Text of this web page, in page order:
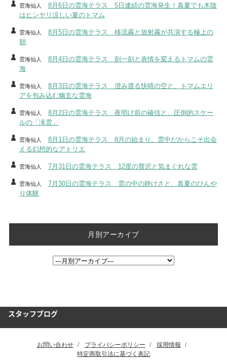
雲海仙人
8月6日の雲海テラス 5日連続の雲海発生！真夏でも木陰
はヒンヤリ涼しい夏のトマム
雲海仙人
8月5日の雲海テラス 移流霧と放射霧が共演する極上の
朝
雲海仙人
8月4日の雲海テラス 刻一刻と表情を変えるトマムの雲
海
雲海仙人
8月3日の雲海テラス 澄み渡る快晴の空と、トマムエリ
アを包み込む幽玄な雲海
雲海仙人
8月2日の雲海テラス 夜明け前の確信と、圧倒的スケー
ルの「滝雲」
雲海仙人
8月1日の雲海テラス 8月の始まり、雲中だからこそ出会
える幻想的なアトリエ
雲海仙人 7月31日の雲海テラス 12度の贅沢と気まぐれな雲
雲海仙人
7月30日の雲海テラス 雲の中の静けさと、真夏のひんや
り体験
月別アーカイブ
スタッフブログ
お問い合わせ プライバシーポリシー
採用情報
特定商取引法に基づく表記